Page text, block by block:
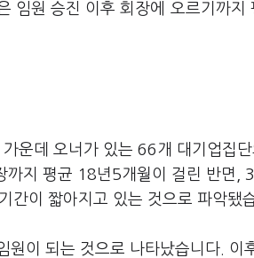
임원 승진 이후 회장에 오르기까지
가운데 오너가 있는 66개 대기업집
까지 평균 18년5개월이 걸린 반면 , 3
간이 짧아지고 있는 것으로 파악됐
원이 되는 것으로 나타났습니다 이